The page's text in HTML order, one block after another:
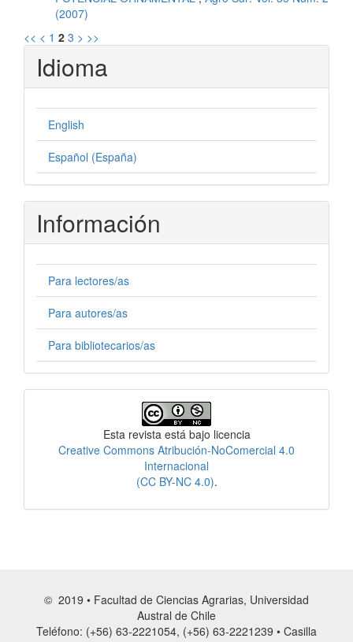
(2007)
<< < 1 2 3 > >>
Idioma
English
Español (España)
Información
Para lectores/as
Para autores/as
Para bibliotecarios/as
Esta revista está bajo licencia
Creative Commons Atribución-NoComercial 4.0
Internacional
(CC BY-NC 4.0).
© 2019 • Facultad de Ciencias Agrarias, Universidad
Austral de Chile
Teléfono: (+56) 63-2221054, (+56) 63-2221239 • Casilla